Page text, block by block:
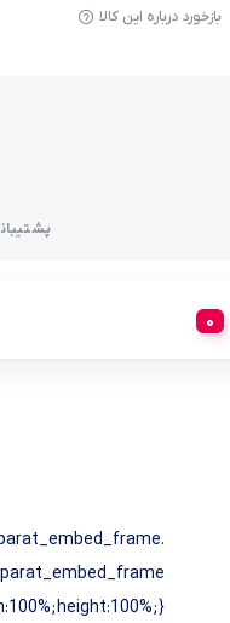
بازخورد درباره این کالا
پشتیبانی 24